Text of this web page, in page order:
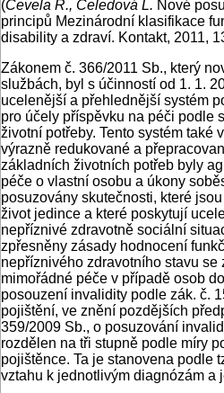
(Čevela R., Čeledová L. Nové
principů Mezinárodní klasifikace
disability a zdraví. Kontakt, 2011,
Zákonem č. 366/2011 Sb., který
službách, byl s účinností od 1. 1.
ucelenější a přehlednější systém
pro účely příspěvku na péči podle
životní potřeby. Tento systém také
výrazně redukované a
základních životních potřeb byly
péče o vlastní osobu a úkony
posuzovány skutečnosti, které
život jedince a které poskytují
nepříznivé zdravotně sociální
zpřesněny zásady hodnocení
nepříznivého zdravotního stavu
mimořádné péče v případě osob
posouzení invalidity podle zák. č.
pojištění, ve znění pozdějších
359/2009 Sb., o posuzování
rozdělen na tři stupně podle míry
pojištěnce. Ta je stanovena podle
vztahu k jednotlivým diagnózám a